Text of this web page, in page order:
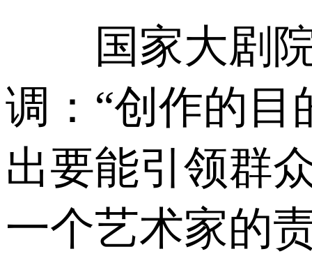
国家大剧院
调：“创作的
出要能引领群
一个艺术家的